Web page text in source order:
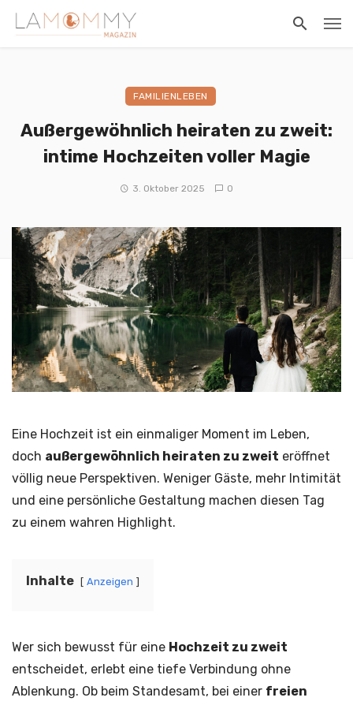
FAMILIENLEBEN
Außergewöhnlich heiraten zu zweit:
intime Hochzeiten voller Magie
3. Oktober 2025 0
Eine Hochzeit ist ein einmaliger Moment im Leben,
doch außergewöhnlich heiraten zu zweit eröffnet
völlig neue Perspektiven. Weniger Gäste, mehr Intimität
und eine persönliche Gestaltung machen diesen Tag
zu einem wahren Highlight.
Inhalte Anzeigen
Wer sich bewusst für eine Hochzeit zu zweit
entscheidet, erlebt eine tiefe Verbindung ohne
Ablenkung. Ob beim Standesamt, bei einer freien